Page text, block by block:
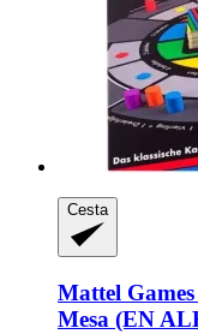
Cesta
Mattel Games
Mesa (EN